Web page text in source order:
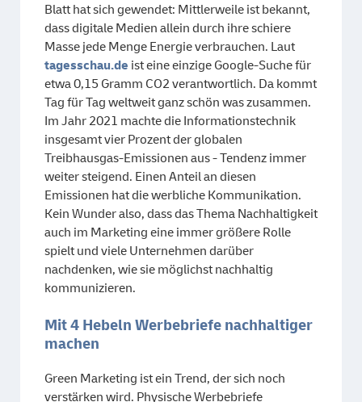
Blatt hat sich gewendet: Mittlerweile ist bekannt,
dass digitale Medien allein durch ihre schiere
Masse jede Menge Energie verbrauchen. Laut
tagesschau.de ist eine einzige Google-Suche für
etwa 0,15 Gramm CO2 verantwortlich. Da kommt
Tag für Tag weltweit ganz schön was zusammen.
Im Jahr 2021 machte die Informationstechnik
insgesamt vier Prozent der globalen
Treibhausgas-Emissionen aus - Tendenz immer
weiter steigend. Einen Anteil an diesen
Emissionen hat die werbliche Kommunikation.
Kein Wunder also, dass das Thema Nachhaltigkeit
auch im Marketing eine immer größere Rolle
spielt und viele Unternehmen darüber
nachdenken, wie sie möglichst nachhaltig
kommunizieren.
Mit 4 Hebeln Werbebriefe nachhaltiger
machen
Green Marketing ist ein Trend, der sich noch
verstärken wird. Physische Werbebriefe